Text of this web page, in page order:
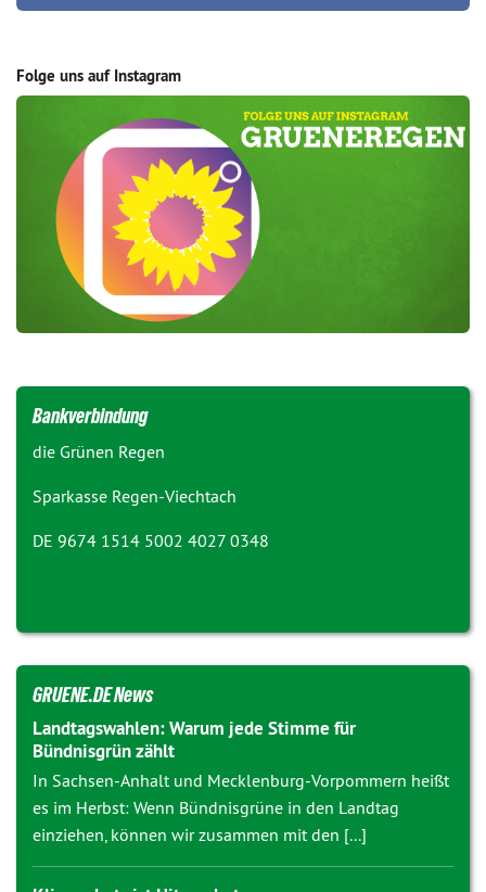
Folge uns auf Instagram
Bankverbindung
die Grünen Regen
Sparkasse Regen-Viechtach
DE 9674 1514 5002 4027 0348
GRUENE.DE News
Landtagswahlen: Warum jede Stimme für
Bündnisgrün zählt
In Sachsen-Anhalt und Mecklenburg-Vorpommern heißt
es im Herbst: Wenn Bündnisgrüne in den Landtag
einziehen, können wir zusammen mit den [...]